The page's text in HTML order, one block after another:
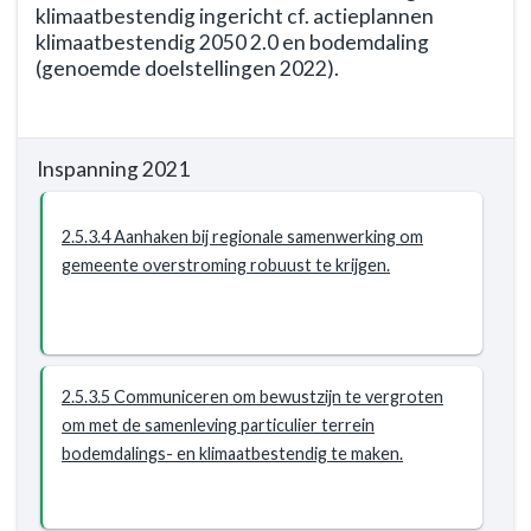
actieplannen
klimaatbestendig
2050
bodemdaling
(genoemde
2022).
klimaatbestendig ingericht cf. actieplannen
klimaatbestendig 2050 2.0 en bodemdaling
(genoemde doelstellingen 2022).
naar
navigatie
Opgave:
openbare
sober
doelmatig
onderhouden
Inspanning 2021
2.5.3.4 Aanhaken bij regionale samenwerking om
gemeente overstroming robuust te krijgen.
2.5.3.5 Communiceren om bewustzijn te vergroten
om met de samenleving particulier terrein
bodemdalings- en klimaatbestendig te maken.